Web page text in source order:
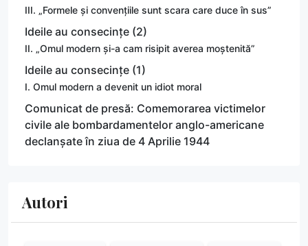
III. „Formele și convențiile sunt scara care duce în sus”
Ideile au consecințe (2)
II. „Omul modern și-a cam risipit averea moștenită”
Ideile au consecințe (1)
I. Omul modern a devenit un idiot moral
Comunicat de presă: Comemorarea victimelor
civile ale bombardamentelor anglo-americane
declanșate în ziua de 4 Aprilie 1944
Autori